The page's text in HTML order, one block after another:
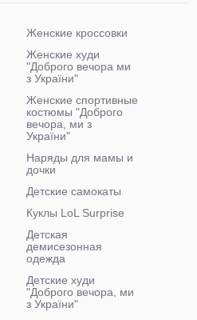
Женские кроссовки
Женские худи
"Доброго вечора ми
з України"
Женские спортивные
костюмы "Доброго
вечора, ми з
України"
Наряды для мамы и
дочки
Детские самокаты
Куклы LoL Surprise
Детская
демисезонная
одежда
Детские худи
"Доброго вечора, ми
з України"